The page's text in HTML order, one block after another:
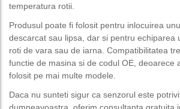
temperatura rotii.
Produsul poate fi folosit pentru inlocuirea
descarcat sau lipsa, dar si pentru echiparea
roti de vara sau de iarna. Compatibilitatea
functie de masina si de codul OE, deoarece
folosit pe mai multe modele.
Daca nu sunteti sigur ca senzorul este